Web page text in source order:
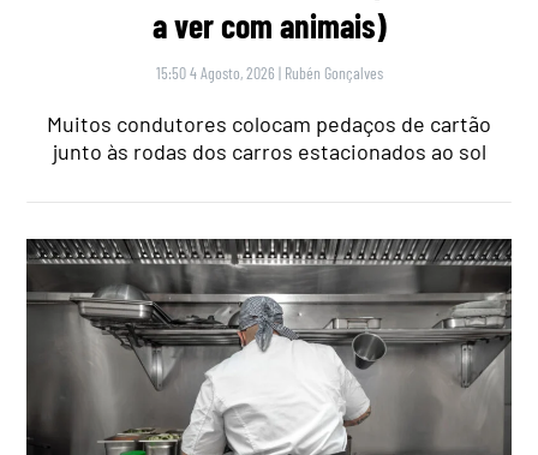
a ver com animais)
15:50 4 Agosto, 2026 | Rubén Gonçalves
Muitos condutores colocam pedaços de cartão
junto às rodas dos carros estacionados ao sol